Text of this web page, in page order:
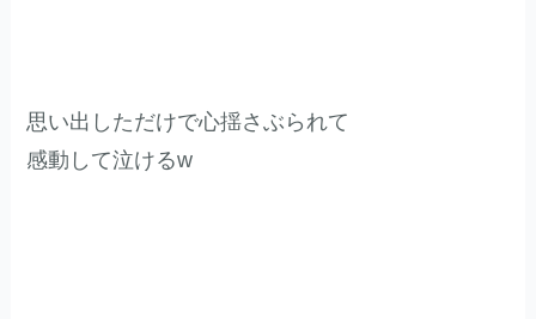
思い出しただけで心揺さぶられて
感動して泣けるw